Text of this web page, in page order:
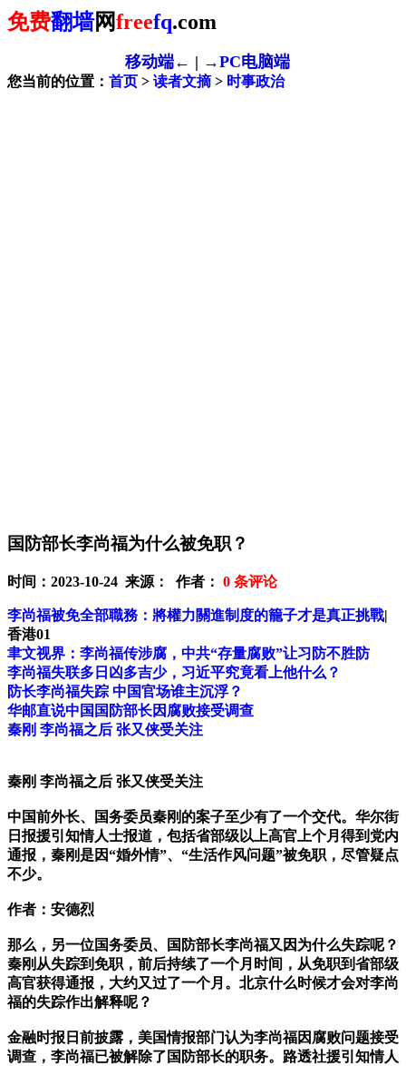
免费翻墙网freefq.com
移动端← | →PC电脑端
您当前的位置： 首页 > 读者文摘> 时事政治
国防部长李尚福为什么被免职？
时间：2023-10-24 来源： 作者： 0 条评论
李尚福被免全部職務：將權力關進制度的籠子才是真正挑戰|
香港01
聿文视界：李尚福传涉腐，中共“存量腐败”让习防不胜防
李尚福失联多日凶多吉少，习近平究竟看上他什么？
防长李尚福失踪 中国官场谁主沉浮？
华邮直说中国国防部长因腐败接受调查
秦刚 李尚福之后 张又侠受关注
秦刚 李尚福之后 张又侠受关注
中国前外长、国务委员秦刚的案子至少有了一个交代。华尔街
日报援引知情人士报道，包括省部级以上高官上个月得到党内
通报，秦刚是因“婚外情”、“生活作风问题”被免职，尽管疑点
不少。
作者：安德烈
那么，另一位国务委员、国防部长李尚福又因为什么失踪呢？
秦刚从失踪到免职，前后持续了一个月时间，从免职到省部级
高官获得通报，大约又过了一个月。北京什么时候才会对李尚
福的失踪作出解释呢？
金融时报日前披露，美国情报部门认为李尚福因腐败问题接受
调查，李尚福已被解除了国防部长的职务。路透社援引知情人